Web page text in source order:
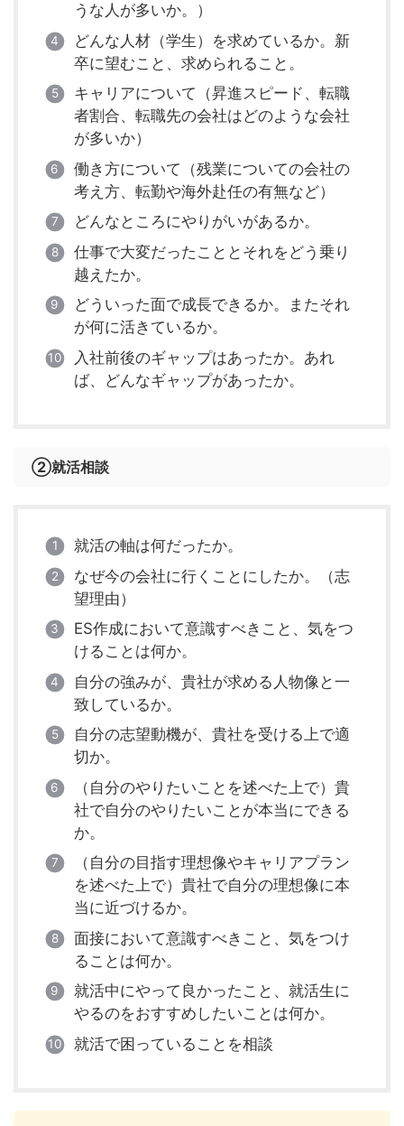
うな人が多いか。）
どんな人材（学生）を求めているか。新
卒に望むこと、求められること。
キャリアについて（昇進スピード、転職
者割合、転職先の会社はどのような会社
が多いか）
働き方について（残業についての会社の
考え方、転勤や海外赴任の有無など）
どんなところにやりがいがあるか。
仕事で大変だったこととそれをどう乗り
越えたか。
どういった面で成長できるか。またそれ
が何に活きているか。
入社前後のギャップはあったか。あれ
ば、どんなギャップがあったか。
②就活相談
就活の軸は何だったか。
なぜ今の会社に行くことにしたか。（志
望理由）
ES作成において意識すべきこと、気をつ
けることは何か。
自分の強みが、貴社が求める人物像と一
致しているか。
自分の志望動機が、貴社を受ける上で適
切か。
（自分のやりたいことを述べた上で）貴
社で自分のやりたいことが本当にできる
か。
（自分の目指す理想像やキャリアプラン
を述べた上で）貴社で自分の理想像に本
当に近づけるか。
面接において意識すべきこと、気をつけ
ることは何か。
就活中にやって良かったこと、就活生に
やるのをおすすめしたいことは何か。
就活で困っていることを相談